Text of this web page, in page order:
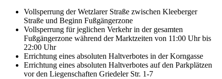
Vollsperrung der Wetzlarer Straße zwischen Kleeberger
Straße und Beginn Fußgängerzone
Vollsperrung für jeglichen Verkehr in der gesamten
Fußgängerzone während der Marktzeiten von 11:00 Uhr bis
22:00 Uhr
Errichtung eines absoluten Haltverbotes in der Korngasse
Errichtung eines absoluten Haltverbotes auf den Parkplätzen
vor den Liegenschaften Griedeler Str. 1-7